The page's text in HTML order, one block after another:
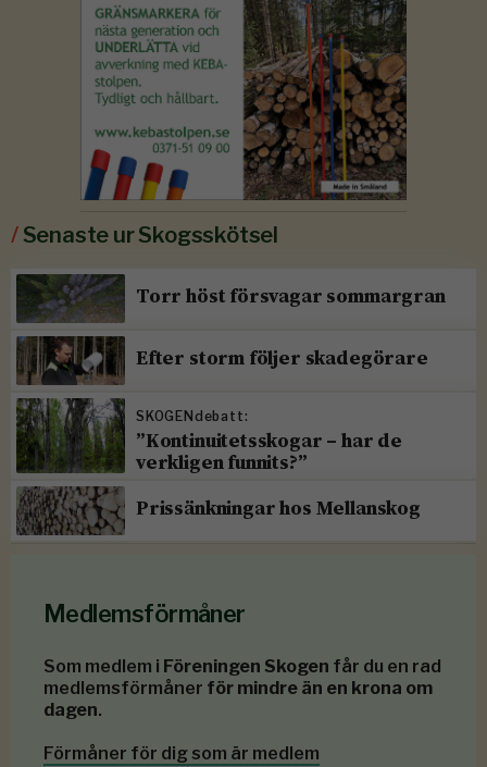
/Senaste ur Skogsskötsel
Torr höst försvagar sommargran
Efter storm följer skadegörare
SKOGENdebatt:
”Kontinuitetsskogar – har de
verkligen funnits?”
Prissänkningar hos Mellanskog
Medlemsförmåner
Som medlem i Föreningen Skogen får du en rad
medlemsförmåner för mindre än en krona om
dagen.
Förmåner för dig som är medlem